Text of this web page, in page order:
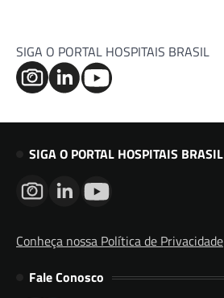
SIGA O PORTAL HOSPITAIS BRASIL
SIGA O PORTAL HOSPITAIS BRASIL
Conheça nossa Política de Privacidade
Fale Conosco